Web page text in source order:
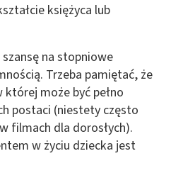
księżyca lub
na stopniowe
Trzeba pamiętać, że
może być pełno
postaci (niestety często
filmach dla dorosłych).
w życiu dziecka jest